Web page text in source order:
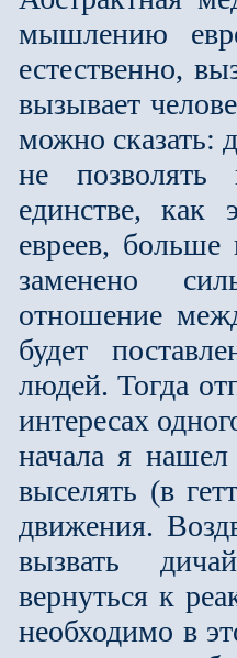
мышлению
естественно,
вызывает
можно сказать:
не позволять
единстве, как
евреев,
заменено
отношение
будет
людей. Тогда
интересах
начала я
выселять (в
движения.
вызвать
вернуться к
необходимо в